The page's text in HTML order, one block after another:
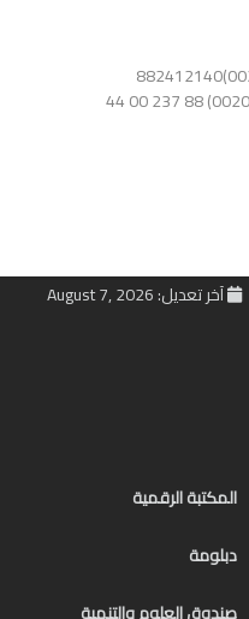
آخر تعديل: August 7, 2026
المكتبة الرقمية
دبلومة